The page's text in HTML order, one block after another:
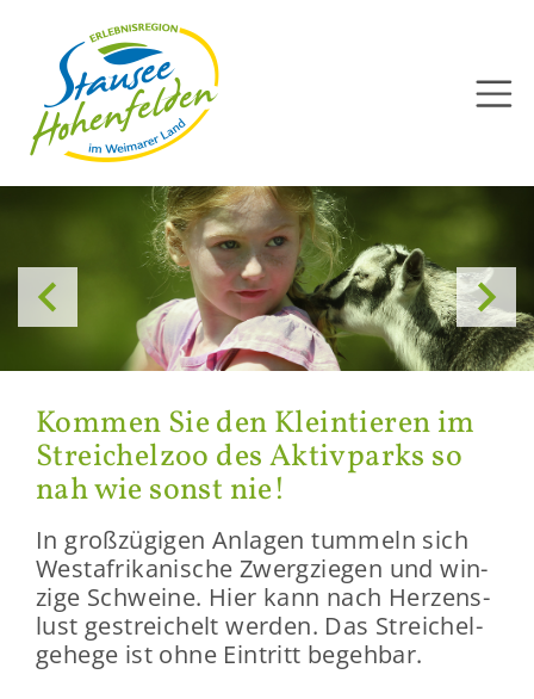
 
Kom­men Sie den Klein­tie­ren im
Strei­chel­zoo des Ak­tiv­parks so
nah wie sonst nie!
In groß­zü­gi­gen An­la­gen tum­meln sich
West­afri­ka­ni­sche Zwerg­zie­gen und win­
zi­ge Schwei­ne. Hier kann nach Her­zens­
lust ge­strei­chelt wer­den. Das Strei­chel­
ge­he­ge ist ohne Ein­tritt be­geh­bar.